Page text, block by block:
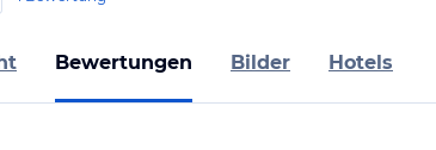
Bewertungen Bilder Hotels